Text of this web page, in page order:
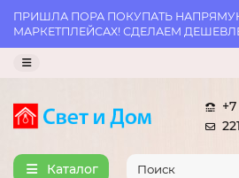
ПРИШЛА ПОРА ПОКУПАТЬ
МАРКЕТПЛЕЙСАХ! СДЕЛАЕМ
Каталог